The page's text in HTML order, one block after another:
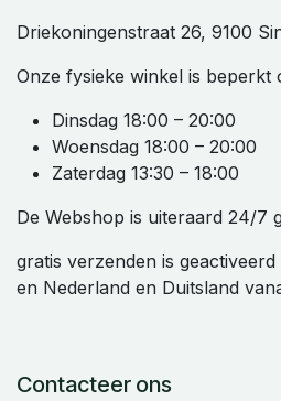
Driekoningenstraat 26, 9100
Onze fysieke winkel is beperkt
Dinsdag 18:00 – 20:00
Woensdag 18:00 – 20:00
Zaterdag 13:30 – 18:00
De Webshop is uiteraard 24/7
gratis verzenden is
en Nederland en Duitsland
Contacteer ons